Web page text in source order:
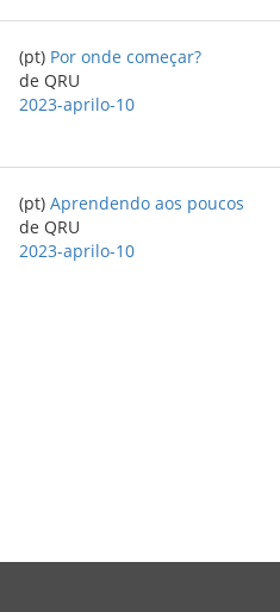
(pt) Por onde começar?
de QRU
2023-aprilo-10
(pt) Aprendendo aos poucos
de QRU
2023-aprilo-10